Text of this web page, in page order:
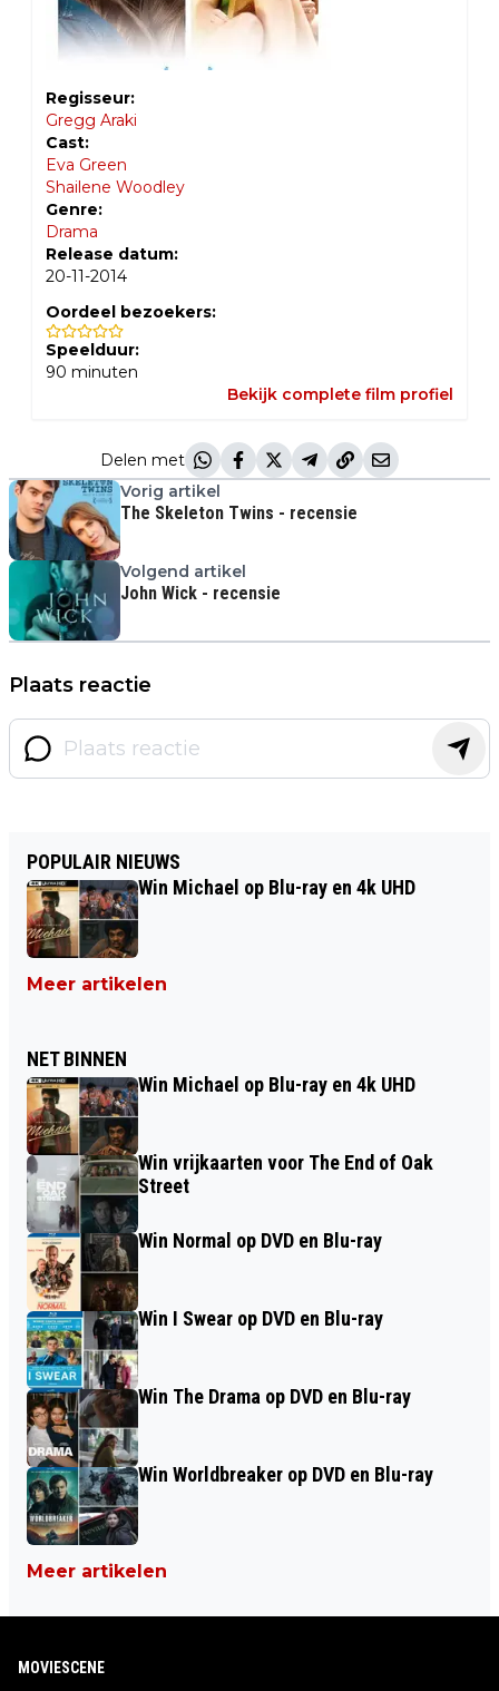
Regisseur:
Gregg Araki
Cast:
Eva Green
Shailene Woodley
Genre:
Drama
Release datum:
20-11-2014
Oordeel bezoekers:
Speelduur:
90 minuten
Bekijk complete film profiel
Delen met
Vorig artikel
The Skeleton Twins - recensie
Volgend artikel
John Wick - recensie
Plaats reactie
POPULAIR NIEUWS
Win Michael op Blu-ray en 4k UHD
Meer artikelen
NET BINNEN
Win Michael op Blu-ray en 4k UHD
Win vrijkaarten voor The End of Oak
Street
Win Normal op DVD en Blu-ray
Win I Swear op DVD en Blu-ray
Win The Drama op DVD en Blu-ray
Win Worldbreaker op DVD en Blu-ray
Meer artikelen
MOVIESCENE